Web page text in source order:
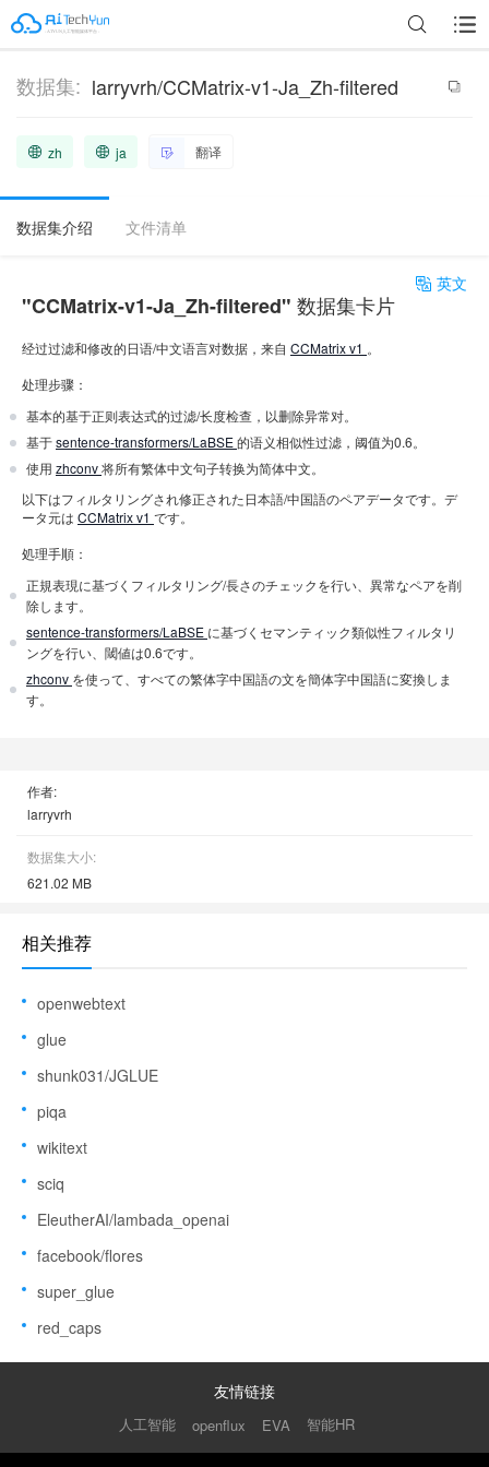
数据集: larryvrh/CCMatrix-v1-Ja_Zh-filtered
zh ja 翻译
数据集介绍 文件清单
英文
"CCMatrix-v1-Ja_Zh-filtered" 数据集卡片
经过过滤和修改的日语/中文语言对数据，来自 CCMatrix v1 。
处理步骤：
基本的基于正则表达式的过滤/长度检查，以删除异常对。
基于sentence-transformers/LaBSE的语义相似性过滤，阈值为0.6。
使用 zhconv将所有繁体中文句子转换为简体中文。
以下はフィルタリングされ修正された日本語/中国語のペアデータです。デ
ータ元は CCMatrix v1 です。
処理手順：
正規表現に基づくフィルタリング/長さのチェックを行い、異常なペアを削
除します。
sentence-transformers/LaBSE に基づくセマンティック類似性フィルタリ
ングを行い、閾値は0.6です。
zhconv を使って、すべての繁体字中国語の文を簡体字中国語に変換しま
す。
作者:
larryvrh
数据集大小:
621.02 MB
相关推荐
openwebtext
glue
shunk031/JGLUE
piqa
wikitext
sciq
EleutherAI/lambada_openai
facebook/flores
super_glue
red_caps
友情链接
人工智能 openflux EVA 智能HR